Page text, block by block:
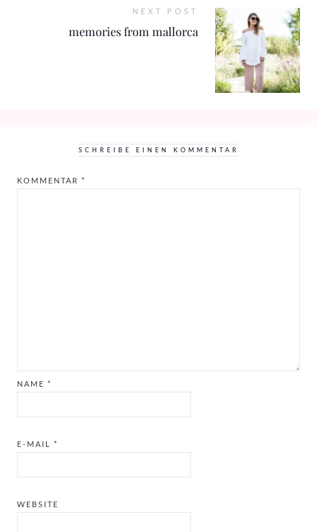
NEXT POST
memories from mallorca
SCHREIBE EINEN KOMMENTAR
KOMMENTAR *
NAME *
E-MAIL *
WEBSITE